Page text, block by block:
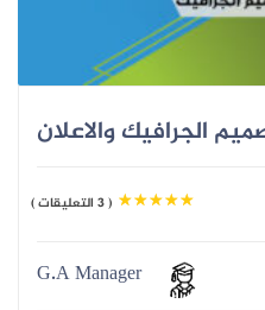
الجرافيك والاعلان
( 3 التعليقات )
G.A Manager